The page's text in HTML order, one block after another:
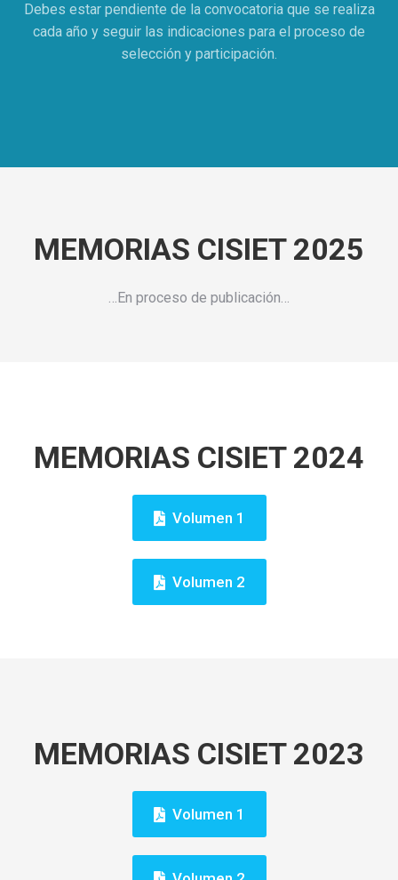
Debes estar pendiente de la convocatoria que se realiza
cada año y seguir las indicaciones para el proceso de
selección y participación.
MEMORIAS CISIET 2025
…En proceso de publicación…
MEMORIAS CISIET 2024
Volumen 1
Volumen 2
MEMORIAS CISIET 2023
Volumen 1